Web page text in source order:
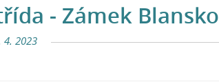
- Zámek Blansko
4. 2023